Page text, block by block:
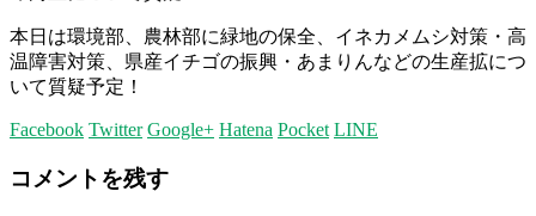
本日は環境部、農林部に緑地の保全、イネカメムシ対策・高
温障害対策、県産イチゴの振興・あまりんなどの生産拡につ
いて質疑予定！
Facebook Twitter Google+ Hatena Pocket LINE
コメントを残す